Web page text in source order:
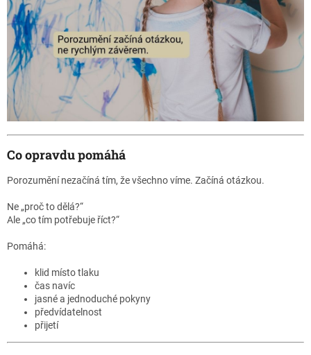
Co opravdu pomáhá
Porozumění nezačíná tím, že všechno víme. Začíná otázkou.
Ne „proč to dělá?“
Ale „co tím potřebuje říct?“
Pomáhá:
klid místo tlaku
čas navíc
jasné a jednoduché pokyny
předvídatelnost
přijetí